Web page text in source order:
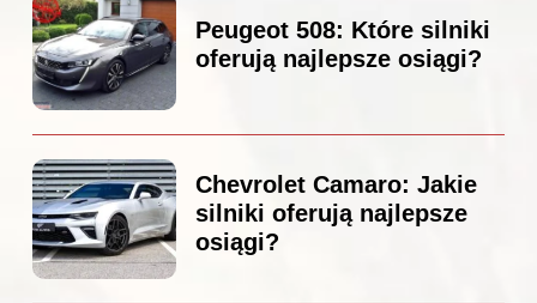
Peugeot 508: Które silniki
oferują najlepsze osiągi?
Chevrolet Camaro: Jakie
silniki oferują najlepsze
osiągi?